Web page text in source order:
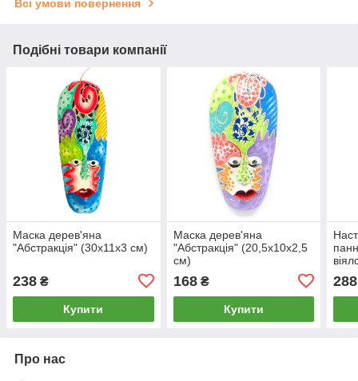
Всі умови повернення
Подібні товари компанії
Маска дерев'яна
"Абстракція" (30х11х3 см)
238 ₴
Купити
Маска дерев'яна
"Абстракція" (20,5х10х2,5
см)
168₴
Купити
288
Про нас